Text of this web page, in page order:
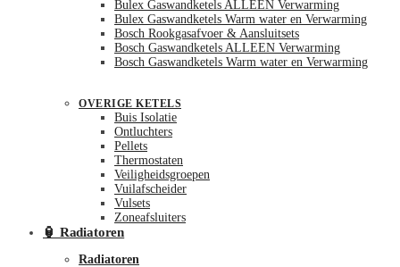
Bulex Gaswandketels ALLEEN Verwarming
Bulex Gaswandketels Warm water en Verwarming
Bosch Rookgasafvoer & Aansluitsets
Bosch Gaswandketels ALLEEN Verwarming
Bosch Gaswandketels Warm water en Verwarming
OVERIGE KETELS
Buis Isolatie
Ontluchters
Pellets
Thermostaten
Veiligheidsgroepen
Vuilafscheider
Vulsets
Zoneafsluiters
🏮 Radiatoren
Radiatoren